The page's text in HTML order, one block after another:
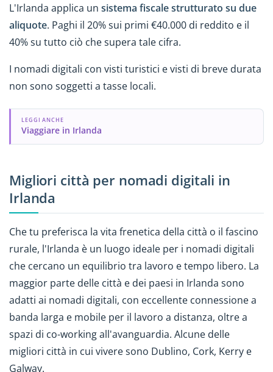
L'Irlanda applica un sistema fiscale strutturato su due
aliquote. Paghi il 20% sui primi €40.000 di reddito e il
40% su tutto ciò che supera tale cifra.
I nomadi digitali con visti turistici e visti di breve durata
non sono soggetti a tasse locali.
LEGGI ANCHE
Viaggiare in Irlanda
Migliori città per nomadi digitali in
Irlanda
Che tu preferisca la vita frenetica della città o il fascino
rurale, l'Irlanda è un luogo ideale per i nomadi digitali
che cercano un equilibrio tra lavoro e tempo libero. La
maggior parte delle città e dei paesi in Irlanda sono
adatti ai nomadi digitali, con eccellente connessione a
banda larga e mobile per il lavoro a distanza, oltre a
spazi di co-working all'avanguardia. Alcune delle
migliori città in cui vivere sono Dublino, Cork, Kerry e
Galway.